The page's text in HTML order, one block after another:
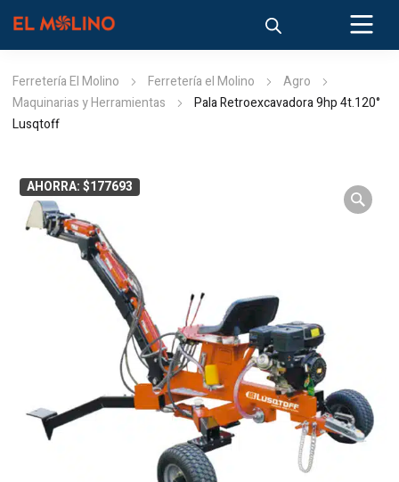
Ferretería El Molino Ferretería el Molino
Agro
Maquinarias y Herramientas
Pala Retroexcavadora 9hp 4t.120°
Lusqtoff
AHORRA: $177693